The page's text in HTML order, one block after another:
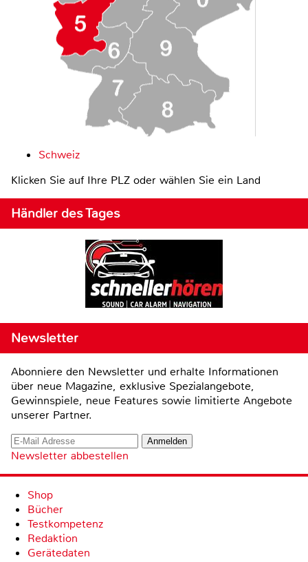
Schweiz
Klicken Sie auf Ihre PLZ oder wählen Sie ein Land
Händler des Tages
Newsletter
Abonniere den Newsletter und erhalte Informationen
über neue Magazine, exklusive Spezialangebote,
Gewinnspiele, neue Features sowie limitierte Angebote
unserer Partner.
Newsletter abbestellen
Shop
Bücher
Testkompetenz
Redaktion
Gerätedaten